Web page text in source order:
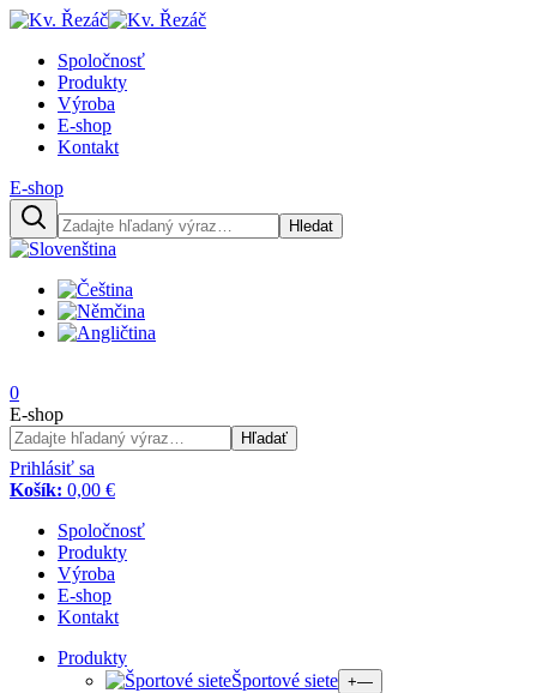
Spoločnosť
Produkty
Výroba
E-shop
Kontakt
E-shop
Hledat
0
E-shop
Hľadať
Prihlásiť sa
Košík: 0,00 €
Spoločnosť
Produkty
Výroba
E-shop
Kontakt
Produkty
Športové siete +—